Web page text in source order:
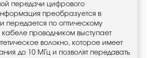
передачи цифрового
преобразуется в
передается по оптическому
проводником выступает
волокно, которое имеет
до 10 МГц и позволят передавать